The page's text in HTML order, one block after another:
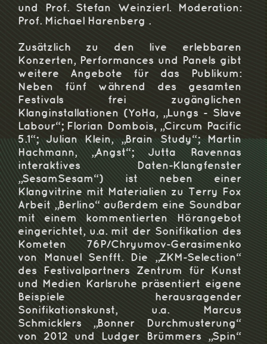
und Prof. Stefan Weinzierl. Moderation:
Prof. Michael Harenberg .
Zusätzlich zu den live erlebbaren
Konzerten, Performances und Panels gibt
weitere Angebote für das Publikum:
Neben fünf während des gesamten
Festivals frei zugänglichen
Klanginstallationen (YoHa, „Lungs ‐ Slave
Labour“; Florian Dombois, „Circum Pacific
5.1“; Julian Klein, „Brain Study“; Martin
Hachmann, „Angst“; Jutta Ravennas
interaktives Daten-Klangfenster
„SesamSesam“) ist neben einer
Klangvitrine mit Materialien zu Terry Fox
Arbeit „Berlino“ außerdem eine Soundbar
mit einem kommentierten Hörangebot
eingerichtet, u.a. mit der Sonifikation des
Kometen 76P/Chryumov‐Gerasimenko
von Manuel Senfft. Die „ZKM-Selection“
des Festivalpartners Zentrum für Kunst
und Medien Karlsruhe präsentiert eigene
Beispiele herausragender
Sonifikationskunst, u.a. Marcus
Schmicklers „Bonner Durchmusterung“
von 2012 und Ludger Brümmers „Spin“